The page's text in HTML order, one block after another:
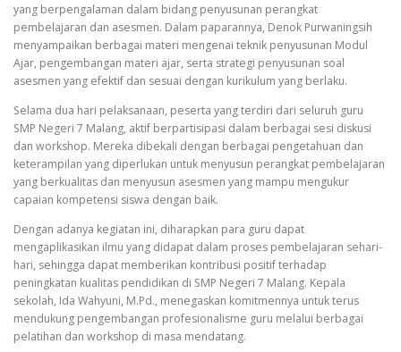
yang berpengalaman dalam bidang penyusunan perangkat
pembelajaran dan asesmen. Dalam paparannya, Denok Purwaningsih
menyampaikan berbagai materi mengenai teknik penyusunan Modul
Ajar, pengembangan materi ajar, serta strategi penyusunan soal
asesmen yang efektif dan sesuai dengan kurikulum yang berlaku.
Selama dua hari pelaksanaan, peserta yang terdiri dari seluruh guru
SMP Negeri 7 Malang, aktif berpartisipasi dalam berbagai sesi diskusi
dan workshop. Mereka dibekali dengan berbagai pengetahuan dan
keterampilan yang diperlukan untuk menyusun perangkat pembelajaran
yang berkualitas dan menyusun asesmen yang mampu mengukur
capaian kompetensi siswa dengan baik.
Dengan adanya kegiatan ini, diharapkan para guru dapat
mengaplikasikan ilmu yang didapat dalam proses pembelajaran sehari-
hari, sehingga dapat memberikan kontribusi positif terhadap
peningkatan kualitas pendidikan di SMP Negeri 7 Malang. Kepala
sekolah, Ida Wahyuni, M.Pd., menegaskan komitmennya untuk terus
mendukung pengembangan profesionalisme guru melalui berbagai
pelatihan dan workshop di masa mendatang.